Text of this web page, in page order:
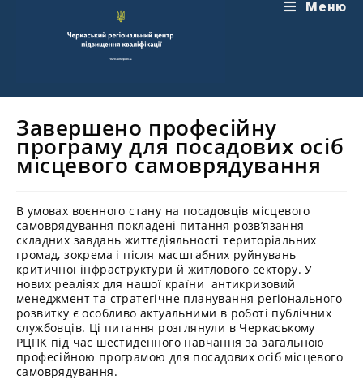
Меню
Завершено професійну
програму для посадових осіб
місцевого самоврядування
В умовах воєнного стану на посадовців місцевого
самоврядування покладені питання розв’язання
складних завдань життєдіяльності територіальних
громад, зокрема і після масштабних руйнувань
критичної інфраструктури й житлового сектору. У
нових реаліях для нашої країни антикризовий
менеджмент та стратегічне планування регіонального
розвитку є особливо актуальними в роботі публічних
службовців. Ці питання розглянули в Черкаському
РЦПК під час шестиденного навчання за загальною
професійною програмою для посадових осіб місцевого
самоврядування.